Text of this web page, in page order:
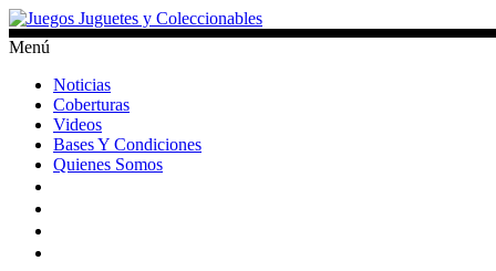
Saltar
al
contenido
Juguetes
Coleccionables
Noticias
para
coleccionistas.
Menú
Noticias
Coberturas
Videos
Bases Y Condiciones
Quienes Somos